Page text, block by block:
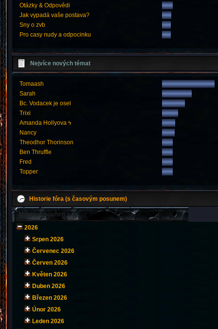
Otázky & Odpovědi
Jak vypadá vaše postava?
Sny o zvb
Pro casy nudy a odpocinku
Nejvíce nových témat
Tomaash
Sarah
Bc. Vodacek je osel
Trixi
Amanda Hollyova ϟ
Nancy
Theodhor Thorinson
Ben Thruffle
Fred
Topper
Historie fóra (s časovým posunem)
Měsíční souhrn
2026
Srpen 2026
Červenec 2026
Červen 2026
Květen 2026
Duben 2026
Březen 2026
Únor 2026
Leden 2026